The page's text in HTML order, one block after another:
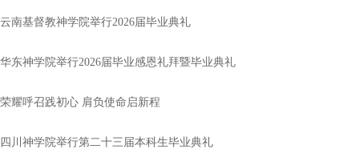
云南基督教神学院举行2026届毕业典礼
华东神学院举行2026届毕业感恩礼拜暨毕业典礼
荣耀呼召践初心 肩负使命启新程
四川神学院举行第二十三届本科生毕业典礼